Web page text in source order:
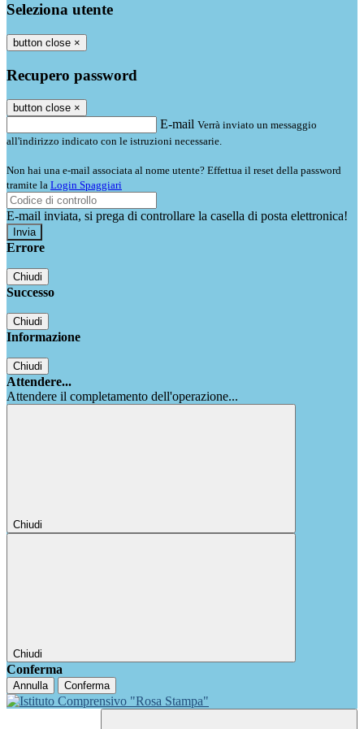
Seleziona utente
button close ×
Recupero password
button close ×
E-mail Verrà inviato un messaggio
all'indirizzo indicato con le istruzioni necessarie.
Non hai una e-mail associata al nome utente? Effettua il reset della password
tramite la Login Spaggiari
E-mail inviata, si prega di controllare la casella di posta elettronica!
Errore
Chiudi
Successo
Chiudi
Informazione
Chiudi
Attendere...
Attendere il completamento dell'operazione...
Chiudi
Chiudi
Conferma
Annulla Conferma